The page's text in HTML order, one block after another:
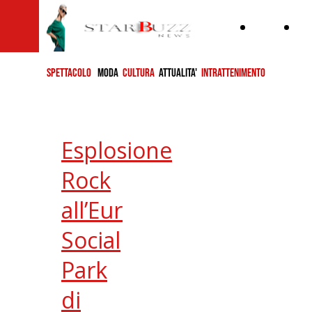
SPETTACOLO MODA CULTURA ATTUALITA' INTRATTENIMENTO
Esplosione
Rock
all’Eur
Social
Park
di